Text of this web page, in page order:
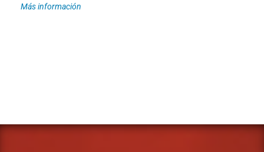
Más información